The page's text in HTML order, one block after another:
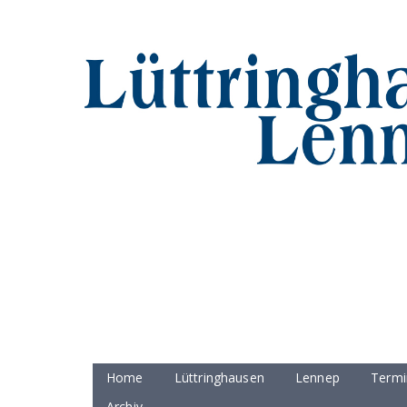
Home Lüttringhausen Lennep